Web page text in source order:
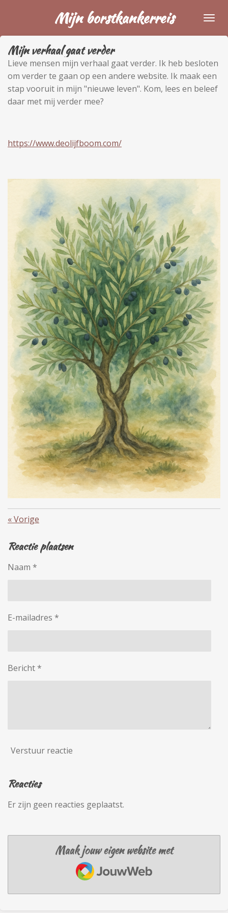
naar
de
hoofdinhoud
Mijn borstkankerreis
Mijn verhaal gaat verder
Lieve mensen mijn verhaal gaat verder. Ik heb besloten
om verder te gaan op een andere website. Ik maak een
stap vooruit in mijn "nieuwe leven". Kom, lees en beleef
daar met mij verder mee?
https://www.deolijfboom.com/
«Vorige
Reactie plaatsen
Naam *
E-mailadres *
Bericht *
Verstuur reactie
Reacties
Er zijn geen reacties geplaatst.
Maak jouw eigen website met
JouwWeb